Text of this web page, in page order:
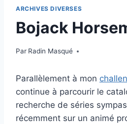
ARCHIVES DIVERSES
Bojack
Par Radin Masqué
Parallèlement à mon
continue à parcourir le
recherche de séries
récemment sur un animé